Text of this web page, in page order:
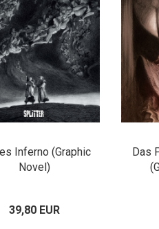
Inferno (Graphic
Novel)
39,80 EUR
Das